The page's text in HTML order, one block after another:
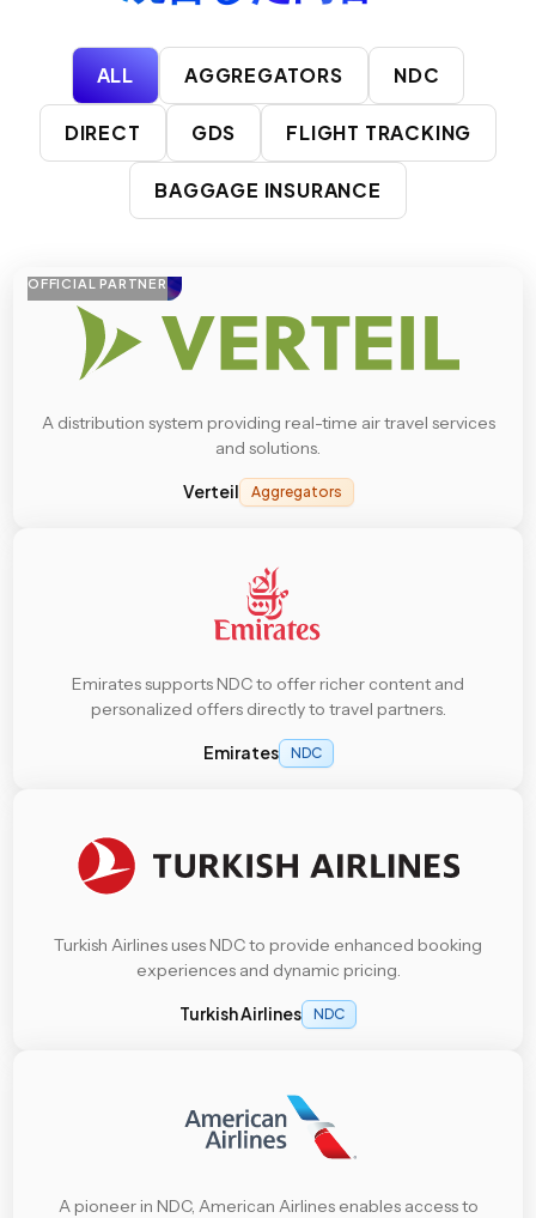
ALL AGGREGATORS NDC
DIRECT GDS FLIGHT TRACKING
BAGGAGE INSURANCE
OFFICIAL PARTNER
A distribution system providing real-time air travel services
and solutions.
Verteil Aggregators
Emirates supports NDC to offer richer content and
personalized offers directly to travel partners.
Emirates NDC
Turkish Airlines uses NDC to provide enhanced booking
experiences and dynamic pricing.
Turkish Airlines NDC
A pioneer in NDC, American Airlines enables access to